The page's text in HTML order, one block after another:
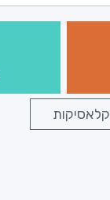
קלאסיקות